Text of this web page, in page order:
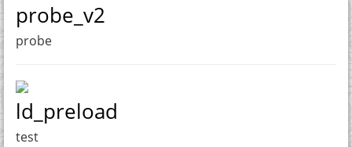
probe_v2
probe
ld_preload
test